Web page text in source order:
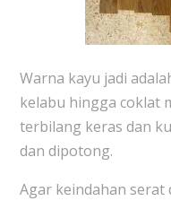
Warna kayu jadi
kelabu hingga coklat
terbilang keras dan
dan dipotong.
Agar keindahan